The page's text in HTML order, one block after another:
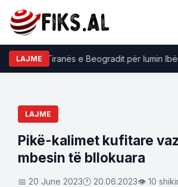
LAJME
mes Tiranës e Beogradit për lumin Ibër
LAJME
Pikë-kalimet kufitare
mbesin të bllokuara
📅 20 June 2023🕐 20.06.2023👁 10